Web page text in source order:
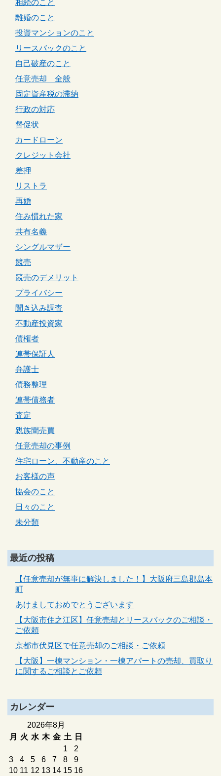
相続のこと
離婚のこと
投資マンションのこと
リースバックのこと
自己破産のこと
任意売却 全般
固定資産税の滞納
行政の対応
督促状
カードローン
クレジット会社
差押
リストラ
再婚
住み慣れた家
共有名義
シングルマザー
競売
競売のデメリット
プライバシー
聞き込み調査
不動産投資家
債権者
連帯保証人
弁護士
債務整理
連帯債務者
査定
親族間売買
任意売却の事例
住宅ローン、不動産のこと
お客様の声
協会のこと
日々のこと
未分類
最近の投稿
【任意売却が無事に解決しました！】大阪府三島郡島本
町
あけましておめでとうございます
【大阪市住之江区】任意売却とリースバックのご相談・
ご依頼
京都市伏見区で任意売却のご相談・ご依頼
【大阪】一棟マンション・一棟アパートの売却、買取り
に関するご相談とご依頼
カレンダー
2026年8月
月
火 水 木 金 土
日
1
2
3
4 5 6 7 8
9
10 11 12 13 14 15 16